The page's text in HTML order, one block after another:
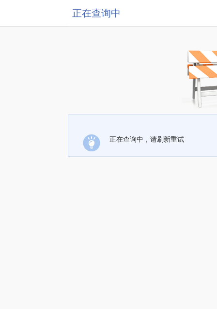
正在查询中
正在查询中，请刷新重试